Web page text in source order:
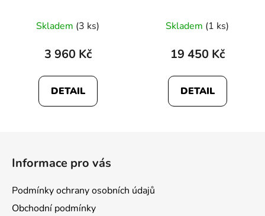
Skladem (3 ks)
3 960 Kč
DETAIL
Skladem (1 ks)
19 450 Kč
DETAIL
Informace pro vás
Podmínky ochrany osobních údajů
Obchodní podmínky